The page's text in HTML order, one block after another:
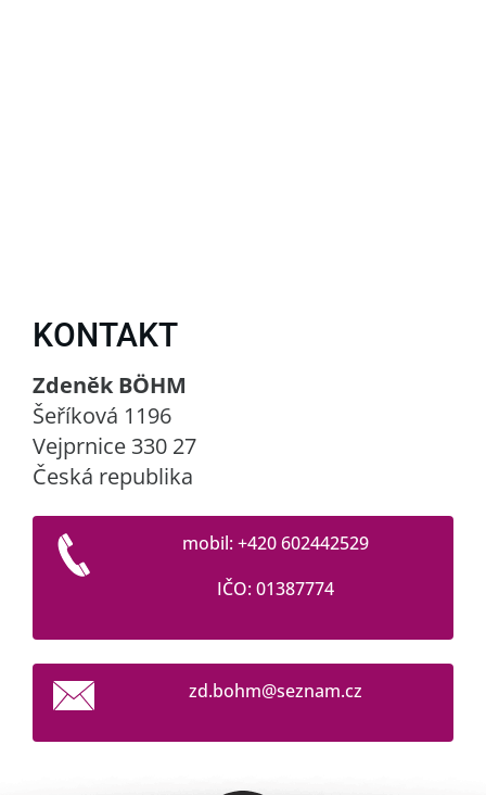
KONTAKT
Zdeněk BÖHM
Šeříková 1196
Vejprnice 330 27
Česká republika
mobil: +420 602442529
IČO: 01387774
zd.bohm@seznam.cz